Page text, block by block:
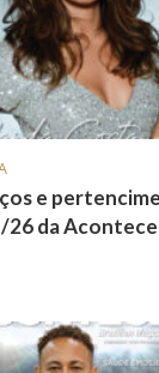
e
26 da